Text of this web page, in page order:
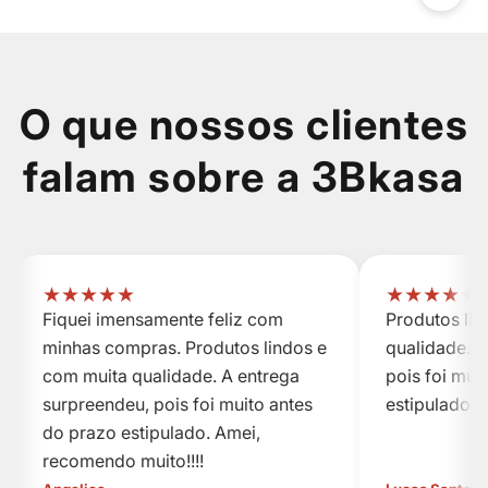
O que nossos clientes
falam sobre a 3Bkasa
★★★★★
Fiquei imensamente feliz com
minhas compras. Produtos lindos e
com muita qualidade. A entrega
surpreendeu, pois foi muito antes
do prazo estipulado. Amei,
recomendo muito!!!!
★★★★
Produtos
qualidade.
pois foi
estipulado.